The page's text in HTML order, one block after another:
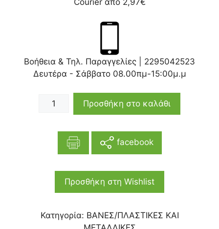
Courier από 2,97€
Βοήθεια & Τηλ. Παραγγελίες | 2295042523
Δευτέρα - Σάββατο 08.00πμ-15:00μ.μ
Προσθήκη στο καλάθι
facebook
Προσθήκη στη Wishlist
Κατηγορία: ΒΑΝΕΣ/ΠΛΑΣΤΙΚΕΣ ΚΑΙ